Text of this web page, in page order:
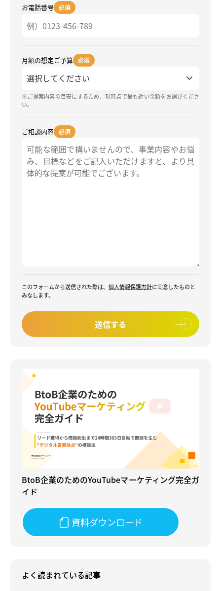
お電話番号 必須
月額の想定ご予算 必須
※ご提案内容の目安にするため、現時点で最も近い金額をお選びくださ
い。
ご相談内容 必須
このフォームから送信された際は、 個人情報保護方針に同意したものと
みなします。
BtoB企業のためのYouTubeマーケティング完全ガ
イド
資料ダウンロード
よく読まれている記事